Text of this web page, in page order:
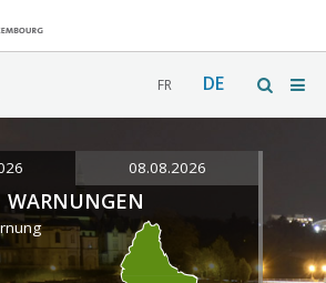
FR DE
08.08.2026
WARNUNGEN